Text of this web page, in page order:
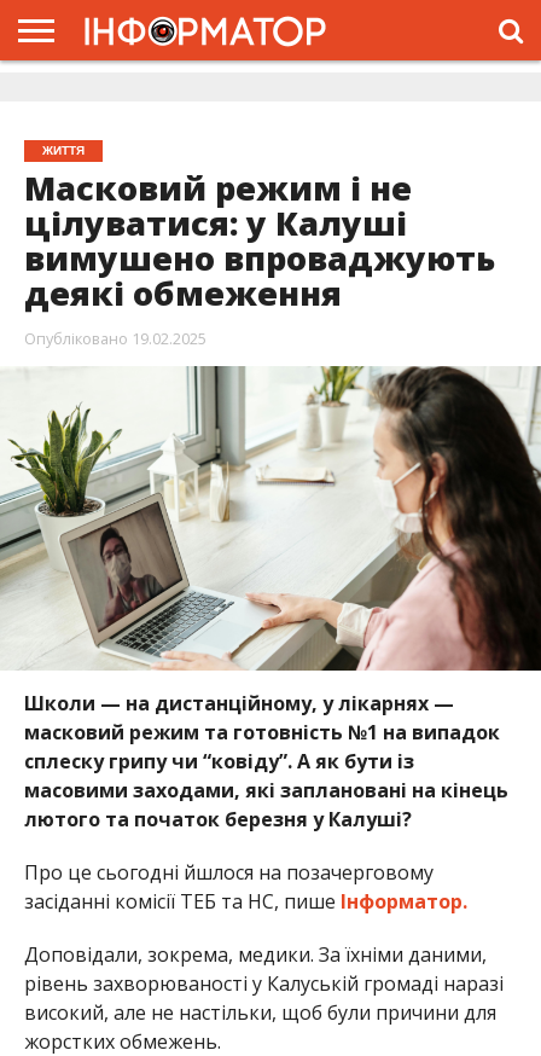
ЖИТТЯ
Масковий режим і не
цілуватися: у Калуші
вимушено впроваджують
деякі обмеження
Опубліковано 19.02.2025
Школи — на дистанційному, у лікарнях —
масковий режим та готовність №1 на випадок
сплеску грипу чи “ковіду”. А як бути із
масовими заходами, які заплановані на кінець
лютого та початок березня у Калуші?
Про це сьогодні йшлося на позачерговому
засіданні комісії ТЕБ та НС, пише Інформатор.
Доповідали, зокрема, медики. За їхніми даними,
рівень захворюваності у Калуській громаді наразі
високий, але не настільки, щоб були причини для
жорстких обмежень.